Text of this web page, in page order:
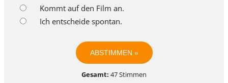
Kommt auf den Film an.
Ich entscheide spontan.
Gesamt: 47 Stimmen